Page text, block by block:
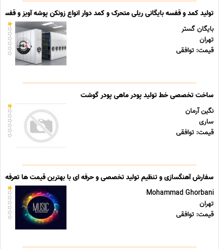
تولید کمد و قفسه بایگانی ریلی متحرک و کمد دوار انواع زونکن پوشه آویز و قفسه
بایگان گستر
تهران
قیمت: توافقی
ساخت تخصصی خط تولید پودر ماهی پودر گوشت
نگین آرمان
ساری
قیمت: توافقی
سفارش آهنگسازی و تنظیم تولید تخصصی و حرفه ای با بهترین قیمت ها تعرفه
Mohammad Ghorbani
تهران
قیمت: توافقی